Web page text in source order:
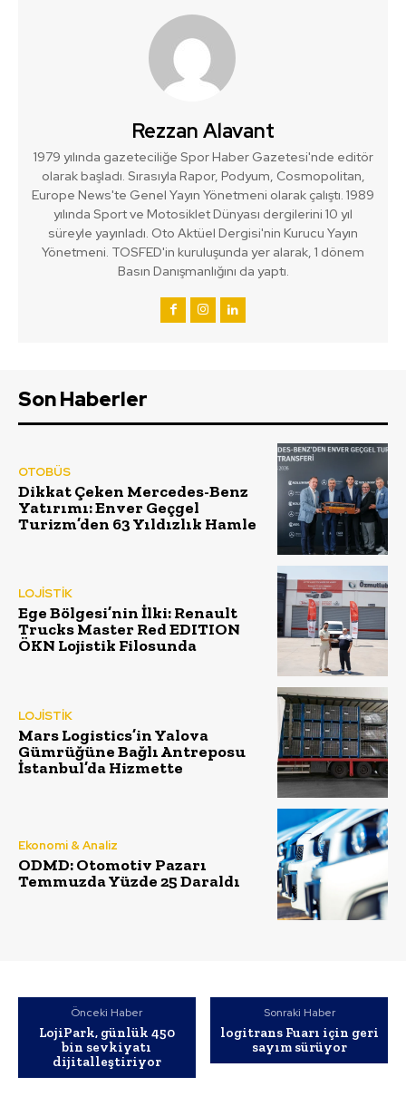
Rezzan Alavant
1979 yılında gazeteciliğe Spor Haber Gazetesi'nde editör
olarak başladı. Sırasıyla Rapor, Podyum, Cosmopolitan,
Europe News'te Genel Yayın Yönetmeni olarak çalıştı. 1989
yılında Sport ve Motosiklet Dünyası dergilerini 10 yıl
süreyle yayınladı. Oto Aktüel Dergisi'nin Kurucu Yayın
Yönetmeni. TOSFED'in kuruluşunda yer alarak, 1 dönem
Basın Danışmanlığını da yaptı.
Son Haberler
OTOBÜS
Dikkat Çeken Mercedes-Benz
Yatırımı: Enver Geçgel
Turizm’den 63 Yıldızlık Hamle
LOJİSTİK
Ege Bölgesi’nin İlki: Renault
Trucks Master Red EDITION
ÖKN Lojistik Filosunda
LOJİSTİK
Mars Logistics’in Yalova
Gümrüğüne Bağlı Antreposu
İstanbul’da Hizmette
Ekonomi & Analiz
ODMD: Otomotiv Pazarı
Temmuzda Yüzde 25 Daraldı
Önceki Haber
LojiPark, günlük 450
bin sevkiyatı
dijitalleştiriyor
Sonraki Haber
logitrans Fuarı için geri
sayım sürüyor